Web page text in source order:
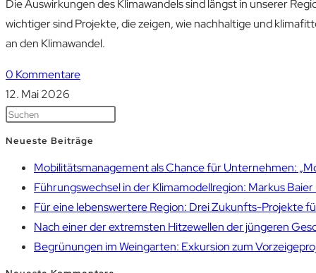
Die Auswirkungen des Klimawandels sind längst in unserer
wichtiger sind Projekte, die zeigen, wie nachhaltige und
an den Klimawandel.
0 Kommentare
12. Mai 2026
Neueste Beiträge
Mobilitätsmanagement als Chance für Unternehmen:
Führungswechsel in der Klimamodellregion: Markus
Für eine lebenswertere Region: Drei Zukunfts-Projekte
Nach einer der extremsten Hitzewellen der jüngeren
Begrünungen im Weingarten: Exkursion zum